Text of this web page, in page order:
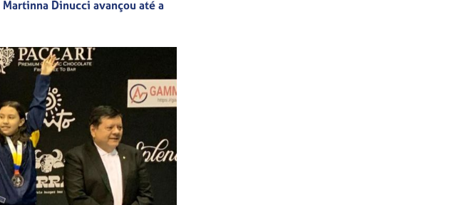
Martinna Dinucci avançou até a